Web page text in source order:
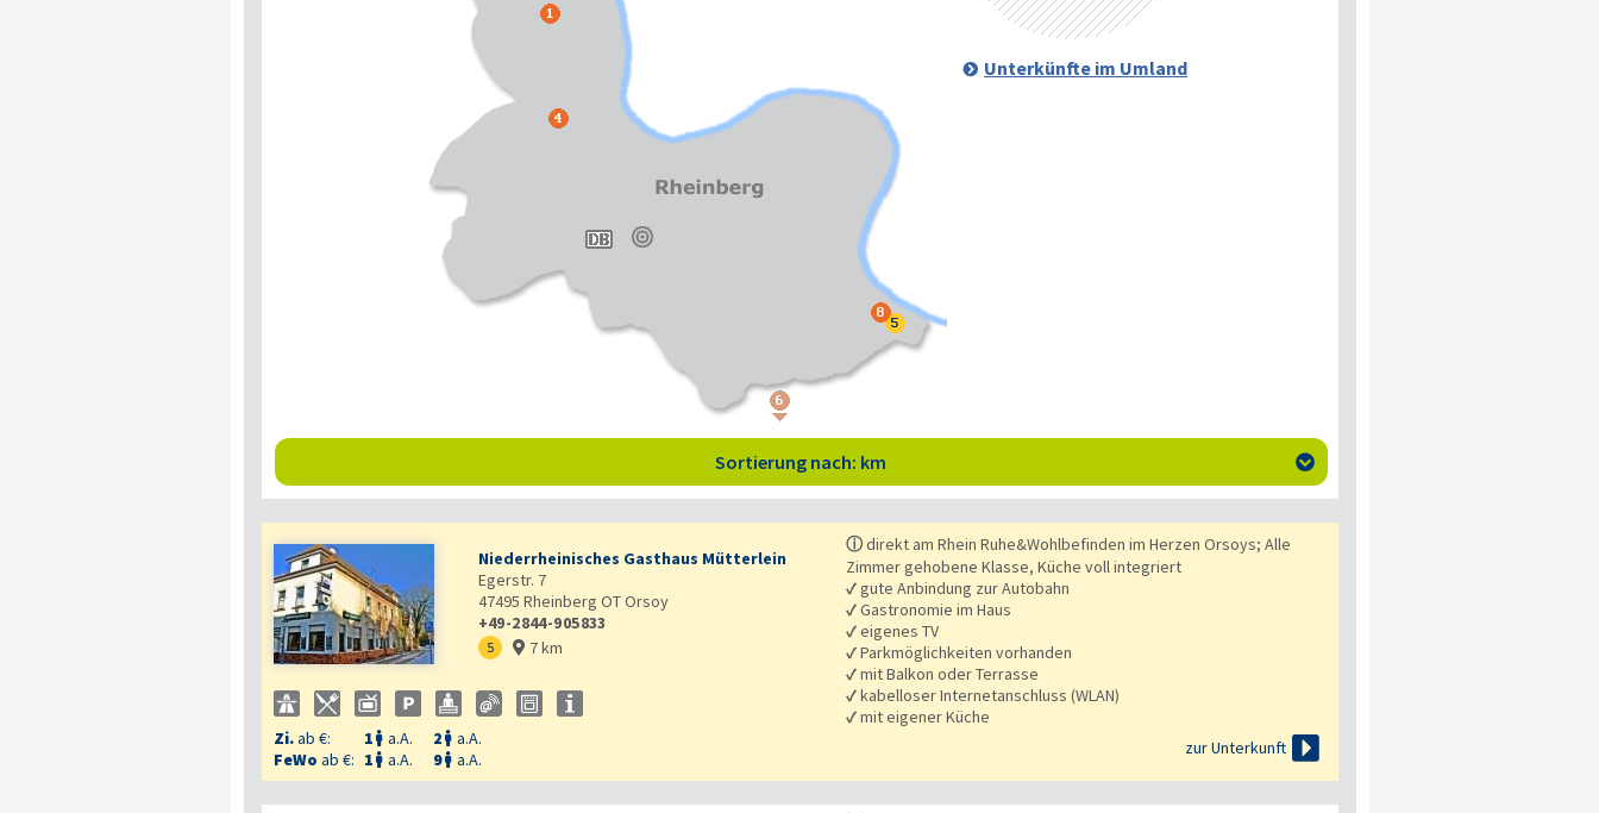
Unterkünfte im Umland
Sortierung nach: km 
Niederrheinisches Gasthaus Mütterlein
Egerstr. 7
47495 Rheinberg OT Orsoy
+49-2844-905833
5  7 km
Zi.ab €: 1  a.A. 2  a.A.
FeWo ab €: 1  a.A. 9 a.A.
ⓘdirekt am Rhein Ruhe&Wohlbefinden im Herzen Orsoys; Alle
Zimmer gehobene Klasse, Küche voll integriert
✓gute Anbindung zur Autobahn
✓Gastronomie im Haus
✓eigenes TV
✓Parkmöglichkeiten vorhanden
✓mit Balkon oder Terrasse
✓kabelloser Internetanschluss (WLAN)
✓mit eigener Küche
zur Unterkunft
